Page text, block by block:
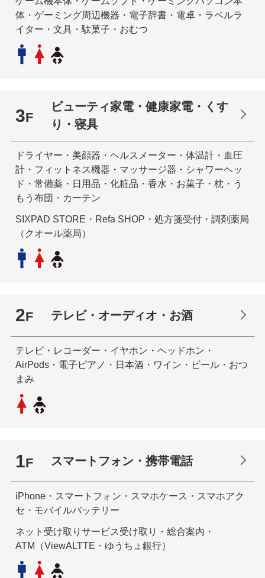
体・ゲーミング周辺機器・電子辞書・電卓・ラベルラ
イター・文具・駄菓子・おむつ
3F
ビューティ家電・健康家電・くす
り・寝具
ドライヤー・美顔器・ヘルスメーター・体温計・血圧
計・フィットネス機器・マッサージ器・シャワーヘッ
ド・常備薬・日用品・化粧品・香水・お菓子・枕・う
もう布団・カーテン
SIXPAD STORE・Refa SHOP・処方箋受付・調剤薬局
（クオール薬局）
2F テレビ・オーディオ・お酒
テレビ・レコーダー・イヤホン・ヘッドホン・
AirPods・電子ピアノ・日本酒・ワイン・ビール・おつ
まみ
1F スマートフォン・携帯電話
iPhone・スマートフォン・スマホケース・スマホアク
セ・モバイルバッテリー
ネット受け取りサービス受け取り・総合案内・
ATM（ViewALTTE・ゆうちょ銀行）